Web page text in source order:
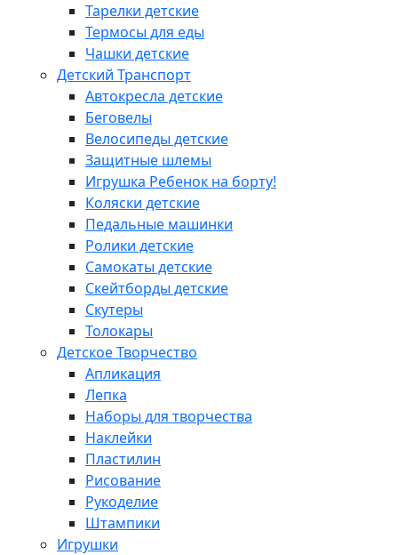
Тарелки детские
Термосы для еды
Чашки детские
Детский Транспорт
Автокресла детские
Беговелы
Велосипеды детские
Защитные шлемы
Игрушка Ребенок на борту!
Коляски детские
Педальные машинки
Ролики детские
Самокаты детские
Скейтборды детские
Скутеры
Толокары
Детское Творчество
Апликация
Лепка
Наборы для творчества
Наклейки
Пластилин
Рисование
Рукоделие
Штампики
Игрушки